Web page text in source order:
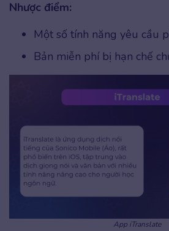
Nhược điểm:
Một số tính năng yêu cầu
Bản miễn phí bị hạn chế
App iTranslate